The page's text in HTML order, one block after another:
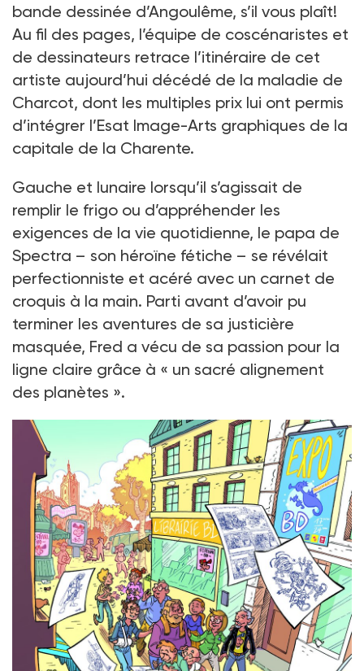
bande dessinée d’Angoulême, s’il vous plaît!
Au fil des pages, l’équipe de coscénaristes et
de dessinateurs retrace l’itinéraire de cet
artiste aujourd’hui décédé de la maladie de
Charcot, dont les multiples prix lui ont permis
d’intégrer l’Esat Image-Arts graphiques de la
capitale de la Charente.
Gauche et lunaire lorsqu’il s’agissait de
remplir le frigo ou d’appréhender les
exigences de la vie quotidienne, le papa de
Spectra – son héroïne fétiche – se révélait
perfectionniste et acéré avec un carnet de
croquis à la main. Parti avant d’avoir pu
terminer les aventures de sa justicière
masquée, Fred a vécu de sa passion pour la
ligne claire grâce à « un sacré alignement
des planètes ».